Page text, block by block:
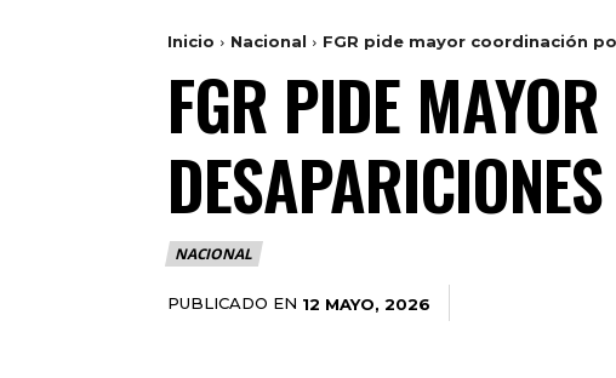
Inicio Nacional FGR pide mayor coordinación
FGR PIDE
DESAPARICIONES
NACIONAL
PUBLICADO EN 12 MAYO, 2026